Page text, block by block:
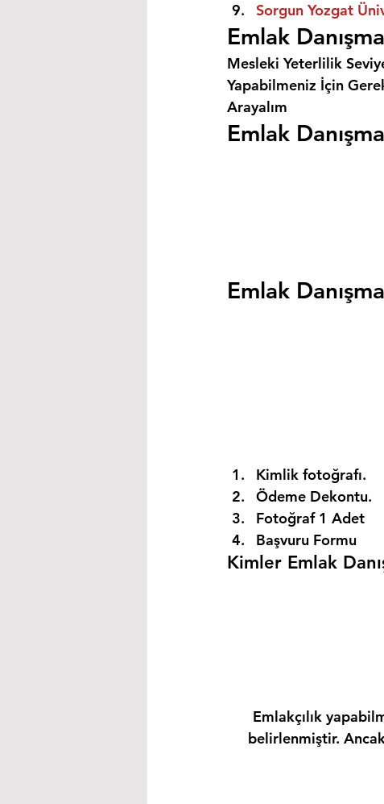
Sorgun Yozgat
Emlak
Mesleki Yeterlilik
Yapabilmeniz İçin
Arayalım
Emlak
Emlak
Kimlik fotoğrafı.
Ödeme Dekontu.
Fotoğraf 1 Adet
Başvuru Formu
Kimler Emlak
Emlakçılık
belirlenmiştir.